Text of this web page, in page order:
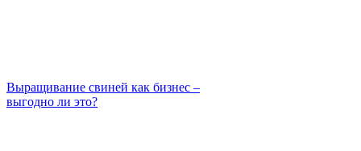
Выращивание свиней как бизнес –
выгодно ли это?